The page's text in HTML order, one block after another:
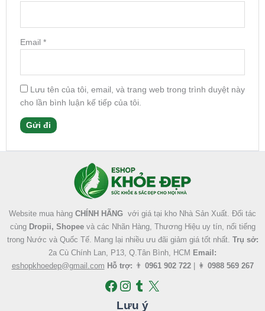
Email *
Lưu tên của tôi, email, và trang web trong trình duyệt này
cho lần bình luận kế tiếp của tôi.
Website mua hàng CHÍNH HÃNG với giá tại kho Nhà Sản Xuất. Đối tác
cùng Dropii, Shopeevà các Nhãn Hàng, Thương Hiệu uy tín, nổi tiếng
trong Nước và Quốc Tế. Mang lại nhiều ưu đãi giảm giá tốt nhất. Trụ sở:
2a Cù Chính Lan, P13, Q.Tân Bình, HCM Email:
eshopkhoedep@gmail.com Hỗ trợ: 👨 0961 902 722| 👩 0988 569 267
Lưu ý